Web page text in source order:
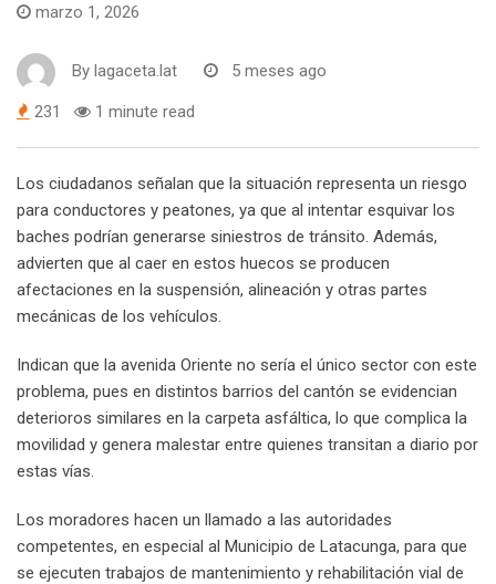
marzo 1, 2026
By lagaceta.lat 5 meses ago
231 1 minute read
Los ciudadanos señalan que la situación representa un riesgo
para conductores y peatones, ya que al intentar esquivar los
baches podrían generarse siniestros de tránsito. Además,
advierten que al caer en estos huecos se producen
afectaciones en la suspensión, alineación y otras partes
mecánicas de los vehículos.
Indican que la avenida Oriente no sería el único sector con este
problema, pues en distintos barrios del cantón se evidencian
deterioros similares en la carpeta asfáltica, lo que complica la
movilidad y genera malestar entre quienes transitan a diario por
estas vías.
Los moradores hacen un llamado a las autoridades
competentes, en especial al Municipio de Latacunga, para que
se ejecuten trabajos de mantenimiento y rehabilitación vial de